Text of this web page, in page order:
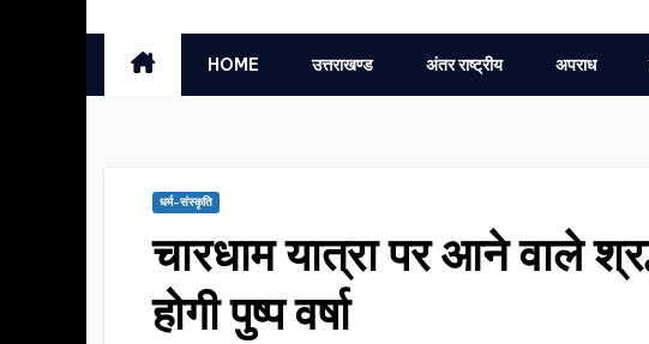
HOME उत्तराखण्ड अंतर राष्ट्रीय अपराध
धर्म-संस्कृति
चारधाम यात्रा पर आने वाले
होगी पुष्प वर्षा